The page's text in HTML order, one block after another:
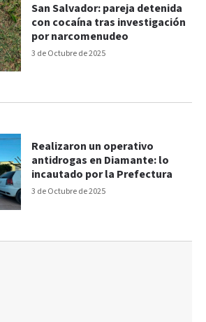
3 de Octubre de 2025
San Salvador: pareja detenida
con cocaína tras investigación
por narcomenudeo
3 de Octubre de 2025
Realizaron un operativo
antidrogas en Diamante: lo
incautado por la Prefectura